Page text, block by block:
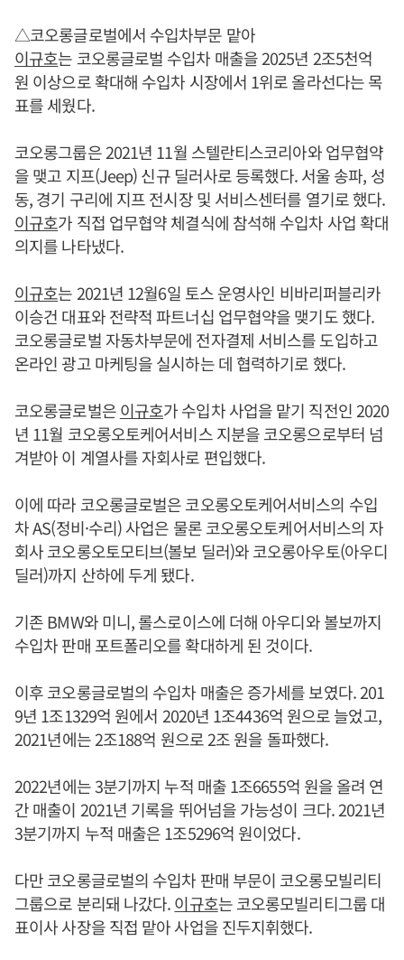
△코오롱글로벌에서 수입차부문 맡아
이규호는 코오롱글로벌 수입차 매출을 2025년 2조5천억
원 이상으로 확대해 수입차 시장에서 1위로 올라선다는 목
표를 세웠다.
코오롱그룹은 2021년 11월 스텔란티스코리아와 업무협약
을 맺고 지프(Jeep) 신규 딜러사로 등록했다. 서울 송파, 성
동, 경기 구리에 지프 전시장 및 서비스센터를 열기로 했다.
이규호가 직접 업무협약 체결식에 참석해 수입차 사업 확대
의지를 나타냈다.
이규호는 2021년 12월6일 토스 운영사인 비바리퍼블리카
이승건 대표와 전략적 파트너십 업무협약을 맺기도 했다.
코오롱글로벌 자동차부문에 전자결제 서비스를 도입하고
온라인 광고 마케팅을 실시하는 데 협력하기로 했다.
코오롱글로벌은이규호가 수입차 사업을 맡기 직전인 2020
년 11월 코오롱오토케어서비스 지분을 코오롱으로부터 넘
겨받아 이 계열사를 자회사로 편입했다.
이에 따라 코오롱글로벌은 코오롱오토케어서비스의 수입
차 AS(정비·수리) 사업은 물론 코오롱오토케어서비스의 자
회사 코오롱오토모티브(볼보 딜러)와 코오롱아우토(아우디
딜러)까지 산하에 두게 됐다.
기존 BMW와 미니, 롤스로이스에 더해 아우디와 볼보까지
수입차 판매 포트폴리오를 확대하게 된 것이다.
이후 코오롱글로벌의 수입차 매출은 증가세를 보였다. 201
9년 1조1329억 원에서 2020년 1조4436억 원으로 늘었고,
2021년에는 2조188억 원으로 2조 원을 돌파했다.
2022년에는 3분기까지 누적 매출 1조6655억 원을 올려 연
간 매출이 2021년 기록을 뛰어넘을 가능성이 크다. 2021년
3분기까지 누적 매출은 1조5296억 원이었다.
다만 코오롱글로벌의 수입차 판매 부문이 코오롱모빌리티
그룹으로 분리돼 나갔다.이규호는 코오롱모빌리티그룹 대
표이사 사장을 직접 맡아 사업을 진두지휘했다.